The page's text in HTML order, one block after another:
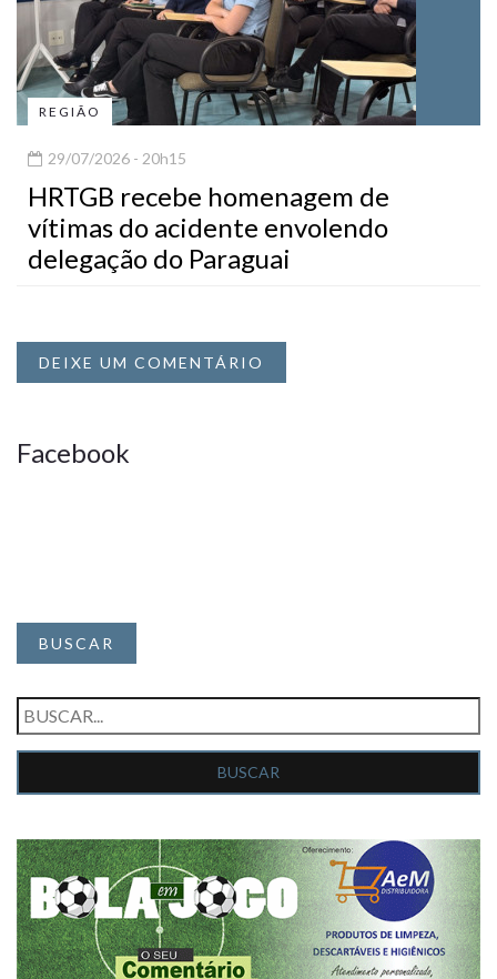
REGIÃO
29/07/2026 - 20h15
HRTGB recebe homenagem de
vítimas do acidente envolendo
delegação do Paraguai
DEIXE UM COMENTÁRIO
Facebook
BUSCAR